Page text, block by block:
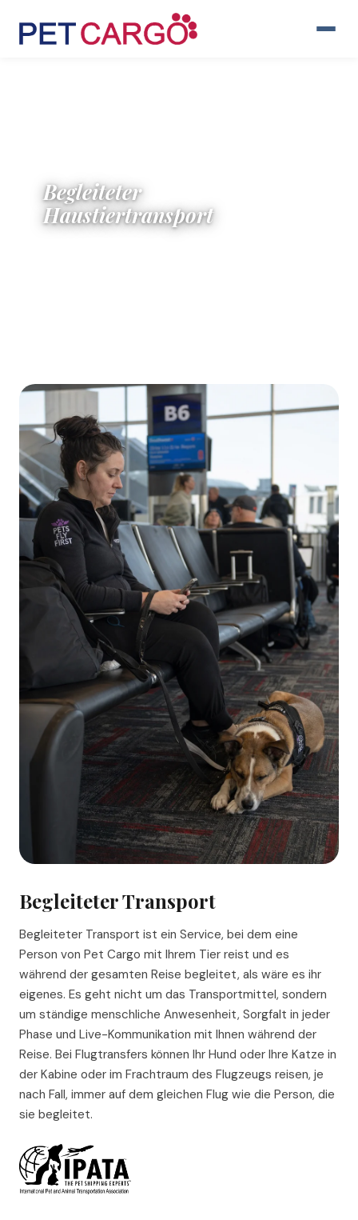
Begleiteter
Haustiertransport
Begleiteter Transport
Begleiteter Transport ist ein Service, bei dem eine
Person von Pet Cargo mit Ihrem Tier reist und es
während der gesamten Reise begleitet, als wäre es ihr
eigenes. Es geht nicht um das Transportmittel, sondern
um ständige menschliche Anwesenheit, Sorgfalt in jeder
Phase und Live-Kommunikation mit Ihnen während der
Reise. Bei Flugtransfers können Ihr Hund oder Ihre Katze in
der Kabine oder im Frachtraum des Flugzeugs reisen, je
nach Fall, immer auf dem gleichen Flug wie die Person, die
sie begleitet.